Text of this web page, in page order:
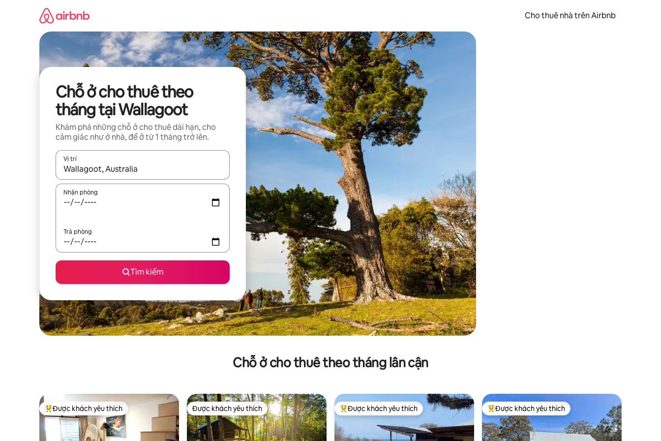
Cho thuê nhà trên Airbnb
Chỗ ở cho thuê theo
tháng tại Wallagoot
Khám phá những chỗ ở cho thuê dài hạn, cho
cảm giác như ở nhà, để ở từ 1 tháng trở lên.
Vị trí
Khi có kết quả, hãy điều hướng bằng phím mũi tên lên và xuống hoặc khám phá bằng các thao tác chạm hoặc vuốt.
Nhận phòng
Trả phòng
Tìm kiếm
Chỗ ở cho thuê theo tháng lân cận
Được khách yêu thích nhất
Được khách yêu thích Được khách yêu thích
Được khách yêu thích Được khách yêu thích nhất
Được khách yêu thích Được khách yêu thích nhất
Được khách yêu thích